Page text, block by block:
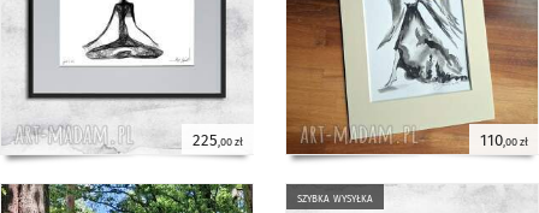
225 ,00 zł 110,00 zł
szybka wysyłka